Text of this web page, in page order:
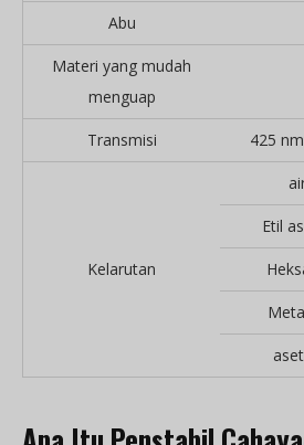
Abu
Materi yang mudah
menguap
Transmisi 425
Kelarutan
Etil